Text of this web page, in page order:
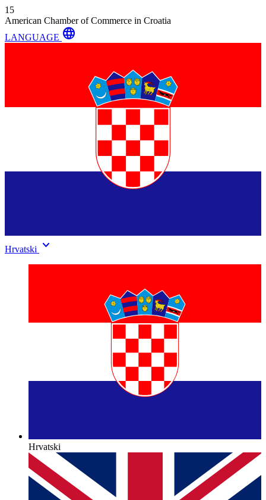
15
American Chamber of Commerce in Croatia
LANGUAGE language
Hrvatski keyboard_arrow_down
Hrvatski